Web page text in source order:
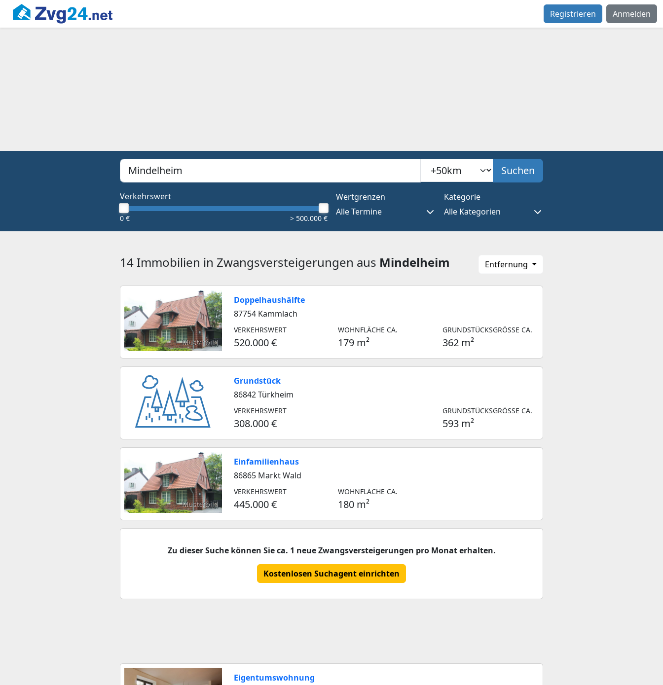
Registrieren Anmelden
PLZ, Ort oder Bundesland Suchradius Suchen
Verkehrswert
0 € > 500.000 €
Wertgrenzen
Alle Termine
Kategorie
Alle Kategorien
14 Immobilien in Zwangsversteigerungen aus Mindelheim Entfernung
Musterbild
Doppelhaushälfte
87754 Kammlach
VERKEHRSWERT
520.000 €
WOHNFLÄCHE CA.
179 m²
GRUNDSTÜCKSGRÖSSE CA.
362 m²
Grundstück
86842 Türkheim
VERKEHRSWERT
308.000 €
GRUNDSTÜCKSGRÖSSE CA.
593 m²
Musterbild
Einfamilienhaus
86865 Markt Wald
VERKEHRSWERT
445.000 €
WOHNFLÄCHE CA.
180 m²
Zu dieser Suche können Sie ca. 1 neue Zwangsversteigerungen pro Monat erhalten.
Kostenlosen Suchagent einrichten
Eigentumswohnung